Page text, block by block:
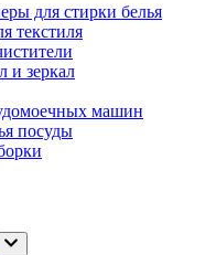
для стирки белья
текстиля
и зеркал
машин
посуды